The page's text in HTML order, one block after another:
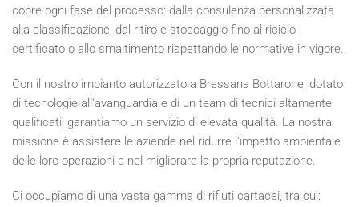
copre ogni fase del processo: dalla consulenza personalizzata
alla classificazione, dal ritiro e stoccaggio fino al riciclo
certificato o allo smaltimento rispettando le normative in vigore.
Con il nostro impianto autorizzato a Bressana Bottarone, dotato
di tecnologie all'avanguardia e di un team di tecnici altamente
qualificati, garantiamo un servizio di elevata qualità. La nostra
missione è assistere le aziende nel ridurre l'impatto ambientale
delle loro operazioni e nel migliorare la propria reputazione.
Ci occupiamo di una vasta gamma di rifiuti cartacei, tra cui: